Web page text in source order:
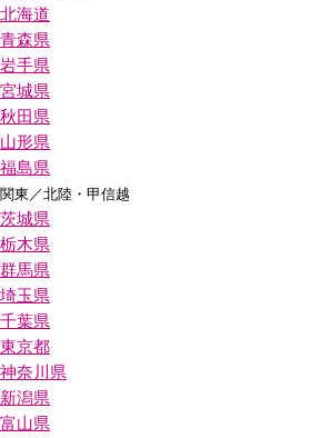
北海道
青森県
岩手県
宮城県
秋田県
山形県
福島県
関東／北陸・甲信越
茨城県
栃木県
群馬県
埼玉県
千葉県
東京都
神奈川県
新潟県
富山県